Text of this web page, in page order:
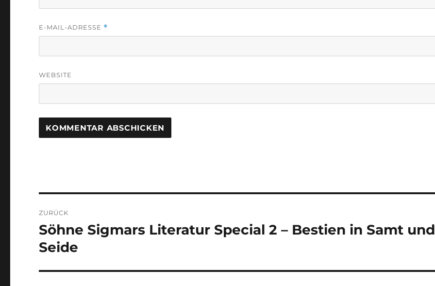
E-MAIL-ADRESSE *
WEBSITE
ZURÜCK
Vorheriger
Beitrag:
Söhne Sigmars Literatur Special 2 – Bestien in Samt und
Seide